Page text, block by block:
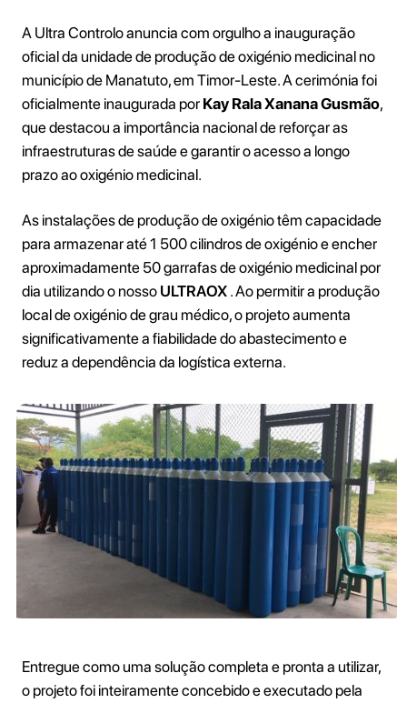
A Ultra Controlo anuncia com orgulho a inauguração
oficial da unidade de produção de oxigénio medicinal no
município de Manatuto, em Timor-Leste. A cerimónia foi
oficialmente inaugurada por Kay Rala Xanana Gusmão,
que destacou a importância nacional de reforçar as
infraestruturas de saúde e garantir o acesso a longo
prazo ao oxigénio medicinal.
As instalações de produção de oxigénio têm capacidade
para armazenar até 1 500 cilindros de oxigénio e encher
aproximadamente 50 garrafas de oxigénio medicinal por
dia utilizando o nosso ULTRAOX. Ao permitir a produção
local de oxigénio de grau médico, o projeto aumenta
significativamente a fiabilidade do abastecimento e
reduz a dependência da logística externa.
Entregue como uma solução completa e pronta a utilizar,
o projeto foi inteiramente concebido e executado pela